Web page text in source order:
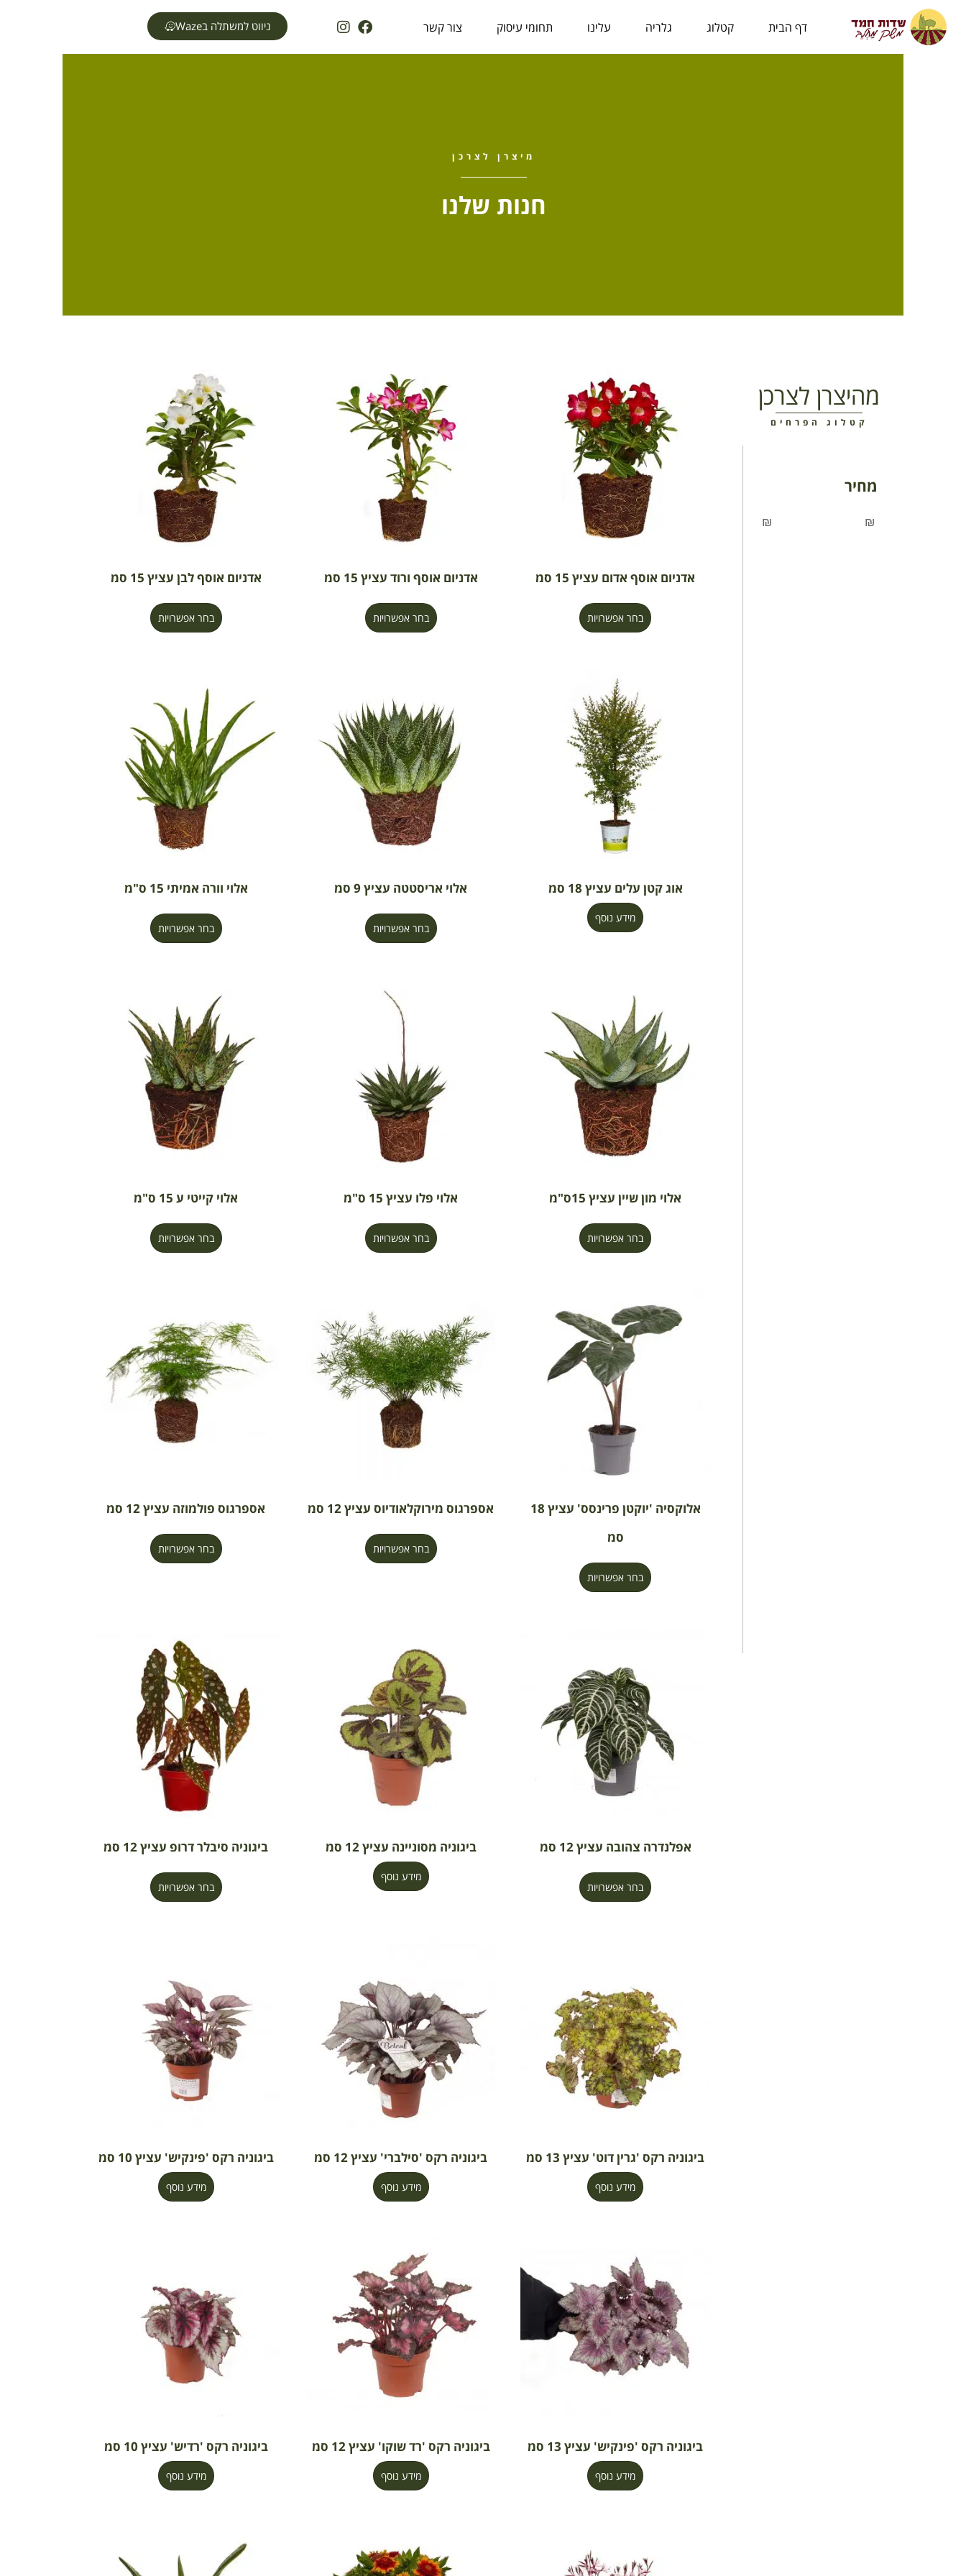
לתוכן
דף הבית קטלוג גלריה עלינו תחומי עיסוק צור קשר ניווט למשתלה בWaze
מיצרן לצרכן
חנות שלנו
מהיצרן לצרכן
קטלוג הפרחים
מחיר
₪ ₪
אדניום אוסף אדום עציץ 15 סמ
בחר אפשרויות
אדניום אוסף ורוד עציץ 15 סמ
בחר אפשרויות
אדניום אוסף לבן עציץ 15 סמ
בחר אפשרויות
אוג קטן עלים עציץ 18 סמ
מידע נוסף
אלוי אריסטטה עציץ 9 סמ
בחר אפשרויות
אלוי וורה אמיתי 15 ס"מ
בחר אפשרויות
אלוי מון שיין עציץ 15ס"מ
בחר אפשרויות
אלוי פלו עציץ 15 ס"מ
בחר אפשרויות
אלוי קייטי ע 15 ס"מ
בחר אפשרויות
אלוקסיה 'יוקטן פרינסס' עציץ 18
סמ
בחר אפשרויות
אספרגוס מירוקלאודיוס עציץ 12 סמ
בחר אפשרויות
אספרגוס פולמוזה עציץ 12 סמ
בחר אפשרויות
אפלנדרה צהובה עציץ 12 סמ
בחר אפשרויות
ביגוניה מסוניינה עציץ 12 סמ
מידע נוסף
ביגוניה סיבלר דרופ עציץ 12 סמ
בחר אפשרויות
ביגוניה רקס 'גרין דוט' עציץ 13 סמ
מידע נוסף
ביגוניה רקס 'סילברי' עציץ 12 סמ
מידע נוסף
ביגוניה רקס 'פינקיש' עציץ 10 סמ
מידע נוסף
ביגוניה רקס 'פינקיש' עציץ 13 סמ
מידע נוסף
ביגוניה רקס 'רד שוקו' עציץ 12 סמ
מידע נוסף
ביגוניה רקס 'רדיש' עציץ 10 סמ
מידע נוסף